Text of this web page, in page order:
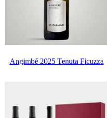
Angimbé 2025 Tenuta Ficuzza